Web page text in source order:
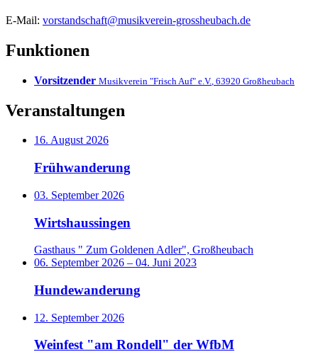
E-Mail: vorstandschaft@musikverein-grossheubach.de
Funktionen
Vorsitzender Musikverein "Frisch Auf" e.V. 63920 Großheubach
Veranstaltungen
16. August 2026
Frühwanderung
03. September 2026
Wirtshaussingen
Gasthaus " Zum Goldenen Adler", Großheubach
06. September 2026 – 04. Juni 2023
Hundewanderung
12. September 2026
Weinfest "am Rondell" der WfbM